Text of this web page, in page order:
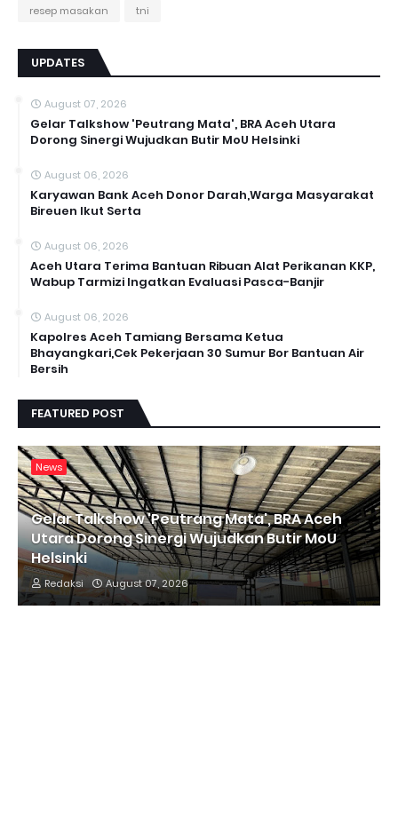
resep masakan
tni
UPDATES
August 07, 2026
Gelar Talkshow 'Peutrang Mata', BRA Aceh Utara
Dorong Sinergi Wujudkan Butir MoU Helsinki
August 06, 2026
Karyawan Bank Aceh Donor Darah,Warga Masyarakat
Bireuen Ikut Serta
August 06, 2026
Aceh Utara Terima Bantuan Ribuan Alat Perikanan KKP,
Wabup Tarmizi Ingatkan Evaluasi Pasca-Banjir
August 06, 2026
Kapolres Aceh Tamiang Bersama Ketua
Bhayangkari,Cek Pekerjaan 30 Sumur Bor Bantuan Air
Bersih
FEATURED POST
News
Gelar Talkshow 'Peutrang Mata', BRA Aceh
Utara Dorong Sinergi Wujudkan Butir MoU
Helsinki
Redaksi August 07, 2026